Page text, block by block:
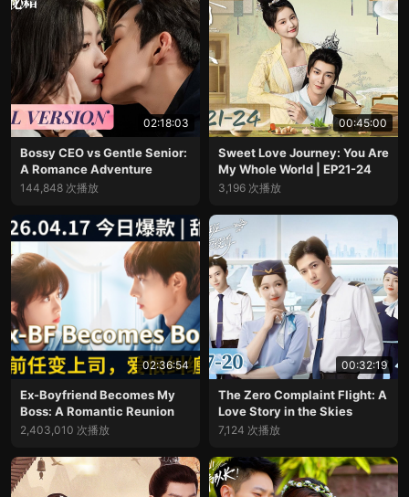
02:18:03
Bossy CEO vs Gentle Senior:
A Romance Adventure
144,848 次播放
00:45:00
Sweet Love Journey: You Are
My Whole World | EP21-24
3,196 次播放
02:36:54
Ex-Boyfriend Becomes My
Boss: A Romantic Reunion
2,403,010 次播放
00:32:19
The Zero Complaint Flight: A
Love Story in the Skies
7,124 次播放